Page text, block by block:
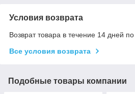
Условия возврата
Возврат товара в течение 14 дней
Все условия возврата
Подобные товары компании